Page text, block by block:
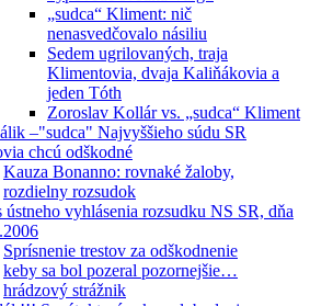
„sudca“ Kliment: nič
nenasvedčovalo násiliu
Sedem ugrilovaných, traja
Klimentovia, dvaja Kaliňákovia a
jeden Tóth
Zoroslav Kollár vs. „sudca“ Kliment
–"sudca" Najvyššieho súdu SR
chcú odškodné
Kauza Bonanno: rovnaké žaloby,
rozdielny rozsudok
ústneho vyhlásenia rozsudku NS SR, dňa
Sprísnenie trestov za odškodnenie
keby sa bol pozeral pozornejšie…
hrádzový strážnik